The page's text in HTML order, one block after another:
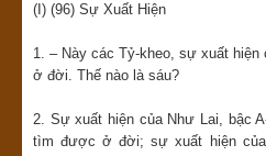
(I) (96) Sự Xuất Hiện
1. – Này các Tỷ-kheo, sự xuất
ở đời. Thế nào là sáu?
2. Sự xuất hiện của Như Lai, bậc
tìm được ở đời; sự xuất hiện